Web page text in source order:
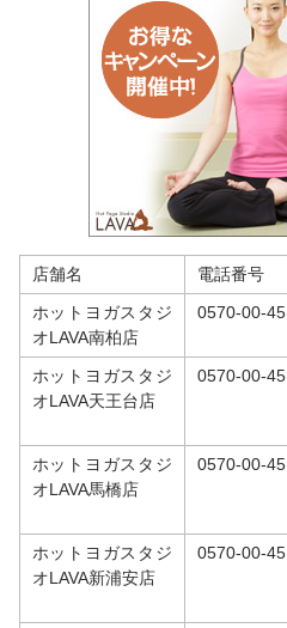
店舗名 電話番号
ホットヨガスタジ
オLAVA南柏店
0570-00-
ホットヨガスタジ
オLAVA天王台店
0570-00-
ホットヨガスタジ
オLAVA馬橋店
0570-00-
ホットヨガスタジ
オLAVA新浦安店
0570-00-